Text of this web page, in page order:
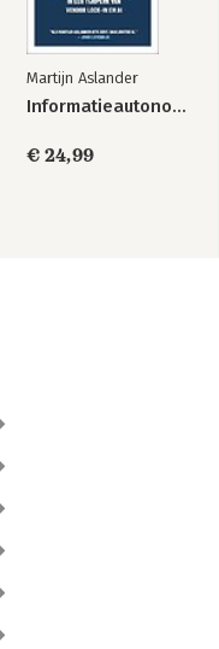
Martijn Aslander
Informatieautonomie
€ 24,99